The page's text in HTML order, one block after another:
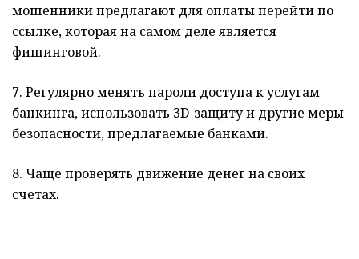
мошенники предлагают для оплаты перейти по
ссылке, которая на самом деле является
фишинговой.
7. Регулярно менять пароли доступа к услугам
банкинга, использовать 3D-защиту и другие меры
безопасности, предлагаемые банками.
8. Чаще проверять движение денег на своих
счетах.